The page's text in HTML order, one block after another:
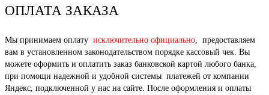
ОПЛАТА ЗАКАЗА
Мы принимаем оплату исключительно официально, предоставляем
вам в установленном законодательством порядке кассовый чек. Вы
можете оформить и оплатить заказ банковской картой любого банка,
при помощи надежной и удобной системы платежей от компании
Яндекс, подключенной у нас на сайте. После оформления и оплаты